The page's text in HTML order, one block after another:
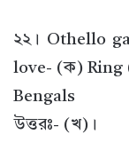
২২। Othello
love- (ক) Ring
Bengals
উত্তরঃ- (খ)।